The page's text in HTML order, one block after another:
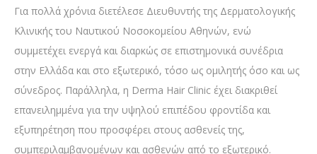
Για πολλά χρόνια διετέλεσε Διευθυντής της Δερματολογικής
Κλινικής του Ναυτικού Νοσοκομείου Αθηνών, ενώ
συμμετέχει ενεργά και διαρκώς σε επιστημονικά συνέδρια
στην Ελλάδα και στο εξωτερικό, τόσο ως ομιλητής όσο και ως
σύνεδρος. Παράλληλα, η Derma Hair Clinic έχει διακριθεί
επανειλημμένα για την υψηλού επιπέδου φροντίδα και
εξυπηρέτηση που προσφέρει στους ασθενείς της,
συμπεριλαμβανομένων και ασθενών από το εξωτερικό.